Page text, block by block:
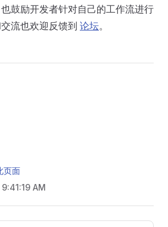
鼓励开发者针对自己的工作流进行
流也欢迎反馈到 论坛。
页面
AM